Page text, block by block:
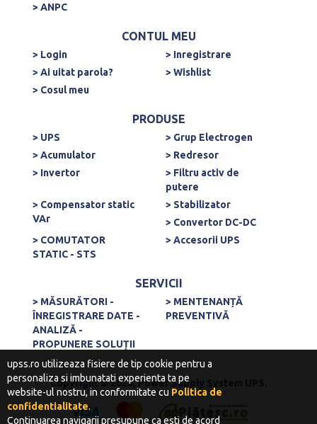
> ANPC
CONTUL MEU
> Login
> Inregistrare
> Ai uitat parola?
> Wishlist
> Cosul meu
PRODUSE
> UPS
> Grup Electrogen
> Acumulator
> Redresor
> Invertor
> Filtru activ de
putere
> Compensator static
VAr
> Stabilizator
> Convertor DC-DC
> COMUTATOR
STATIC - STS
> Accesorii UPS
SERVICII
> MĂSURĂTORI -
ÎNREGISTRARE DATE -
ANALIZĂ -
PROPUNERE SOLUȚII
> MENTENANȚĂ
PREVENTIVĂ
Copyright © 2020, Power Supply System UPS.
upss.ro utilizeaza fisiere de tip cookie pentru a
personaliza si imbunatati experienta ta pe
website-ul nostru, in conformitate cu Politica de
confidentialitate.
Continuarea navigarii presupune ca esti de acord